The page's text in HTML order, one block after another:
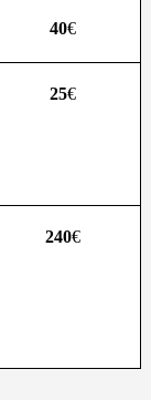
40€
25€
240€